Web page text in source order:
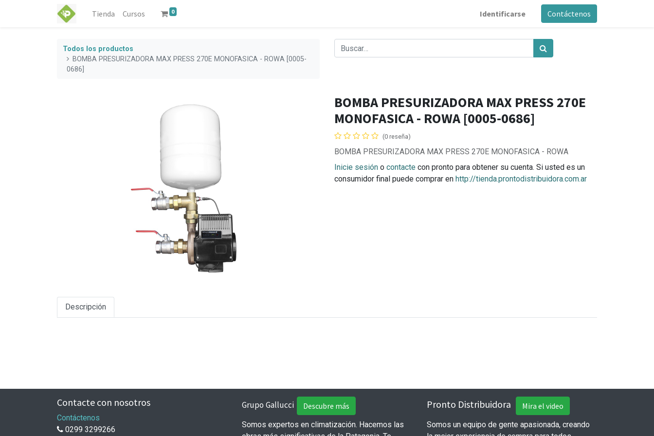
Tienda Cursos 0 Identificarse Contáctenos
Todos los productos
BOMBA PRESURIZADORA MAX PRESS 270E MONOFASICA - ROWA [0005-
0686]
BOMBA PRESURIZADORA MAX PRESS 270E
MONOFASICA - ROWA [0005-0686]
(0 reseña)
BOMBA PRESURIZADORA MAX PRESS 270E MONOFASICA - ROWA
Inicie sesión o contacte con pronto para obtener su cuenta. Si usted es un
consumidor final puede comprar en http://tienda.prontodistribuidora.com.ar
Descripción
Contacte con nosotros
Contáctenos
0299 3299266
Grupo Gallucci Descubre más
Somos expertos en climatización. Hacemos las
Pronto Distribuidora Mira el video
Somos un equipo de gente apasionada, creando